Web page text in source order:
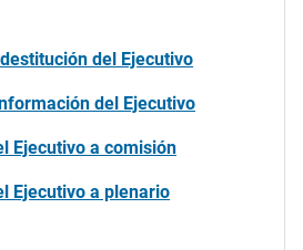
del Ejecutivo
del Ejecutivo
Ejecutivo a comisión
Ejecutivo a plenario